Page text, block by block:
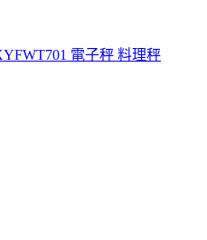
電子秤 料理秤